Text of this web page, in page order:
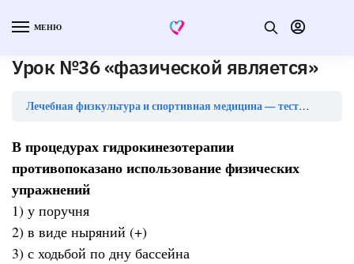
МЕНЮ
Урок №36 «фазической является»
Лечебная физкультура и спортивная медицина — тесты с ответами
В процедурах гидрокинезотерапии
противопоказано использование физических
упражнений
1) у поручня
2) в виде ныряний (+)
3) с ходьбой по дну бассейна